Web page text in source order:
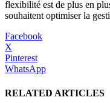
flexibilité est de plus en
souhaitent optimiser la
Facebook
X
Pinterest
WhatsApp
RELATED ARTICLES